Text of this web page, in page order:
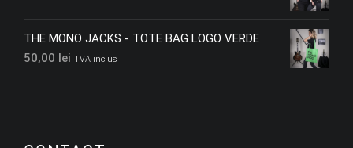
THE MONO JACKS - TOTE BAG LOGO VERDE
50,00 lei TVA inclus